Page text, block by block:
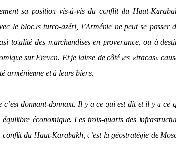
sa position vis-à-vis du conflit du Haut-
le blocus turco-azéri, l’Arménie ne peut se
totalité des marchandises en provenance, ou à
sur Erevan. Et je laisse de côté les «tracas»
arménienne et à leurs biens.
c’est donnant-donnant. Il y a ce qui est dit et il y a ce
économique. Les trois-quarts des
du Haut-Karabakh, c’est la géostratégie de